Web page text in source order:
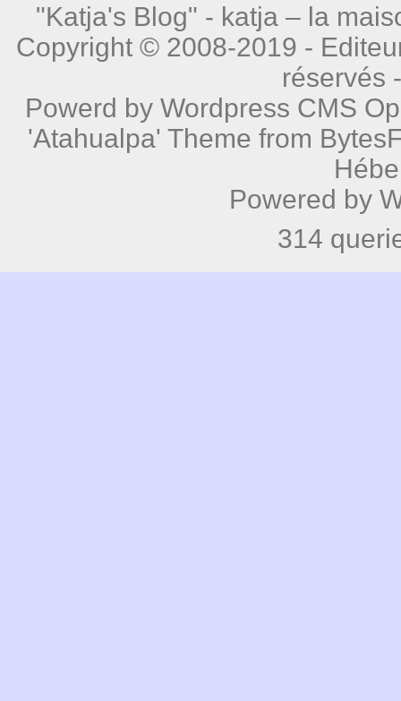
"Katja's Blog" - katja – la
Copyright © 2008-2019 -
réservés
Powerd byWordpress CMS
'Atahualpa' Theme from
Powered by
314